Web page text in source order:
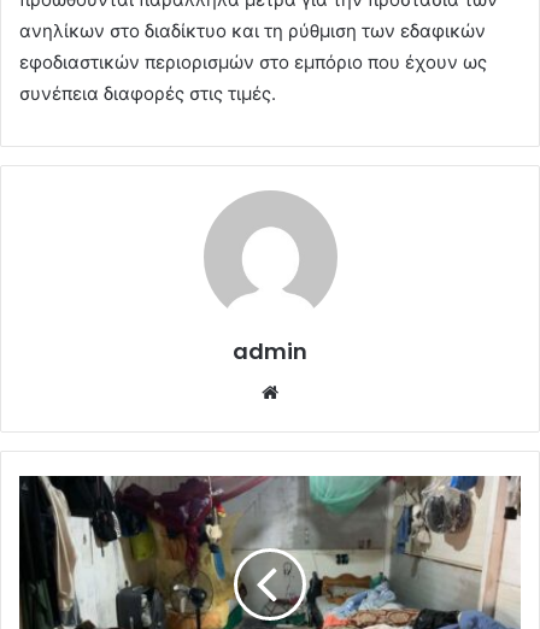
ανηλίκων στο διαδίκτυο και τη ρύθμιση των εδαφικών
εφοδιαστικών περιορισμών στο εμπόριο που έχουν ως
συνέπεια διαφορές στις τιμές.
admin